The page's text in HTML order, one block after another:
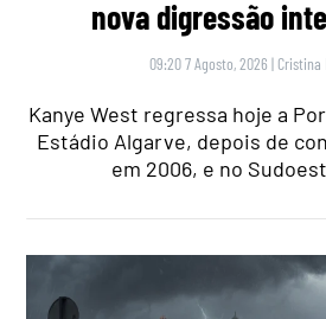
nova digressão
09:20 7 Agosto, 2026 | Cristina
Kanye West regressa hoje a
Estádio Algarve, depois de
em 2006, e no